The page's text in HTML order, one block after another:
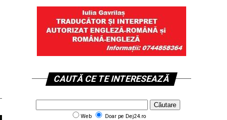
CAUTĂ CE TE INTERESEAZĂ
Web Doar pe Dej24.ro